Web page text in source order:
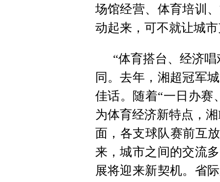
场馆经营、体育培训
动起来，可不就让城
“体育搭台、经济
同。去年，湘超冠军
佳话。随着“一日办赛
为体育经济新特点，
面，各支球队赛前互
来，城市之间的交流
展将迎来新契机。省